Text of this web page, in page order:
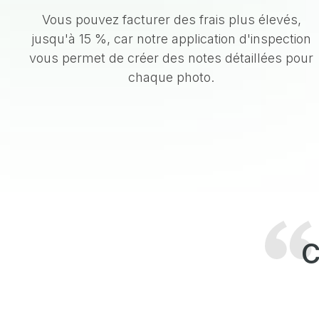
Vous pouvez facturer des frais plus élevés,
jusqu'à 15 %, car notre application d'inspection
vous permet de créer des notes détaillées pour
chaque photo.